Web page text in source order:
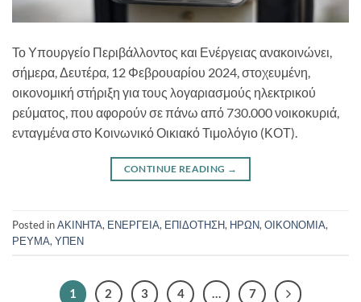
Το Υπουργείο Περιβάλλοντος και Ενέργειας ανακοινώνει,
σήμερα, Δευτέρα, 12 Φεβρουαρίου 2024, στοχευμένη,
οικονομική στήριξη για τους λογαριασμούς ηλεκτρικού
ρεύματος, που αφορούν σε πάνω από 730.000 νοικοκυριά,
ενταγμένα στο Κοινωνικό Οικιακό Τιμολόγιο (ΚΟΤ).
CONTINUE READING →
Posted inΑΚΙΝΗΤΑ, ΕΝΕΡΓΕΙΑ, ΕΠΙΔΟΤΗΣΗ, ΗΡΩΝ, ΟΙΚΟΝΟΜΙΑ,
ΡΕΥΜΑ, ΥΠΕΝ
1 2 3 4 … 7